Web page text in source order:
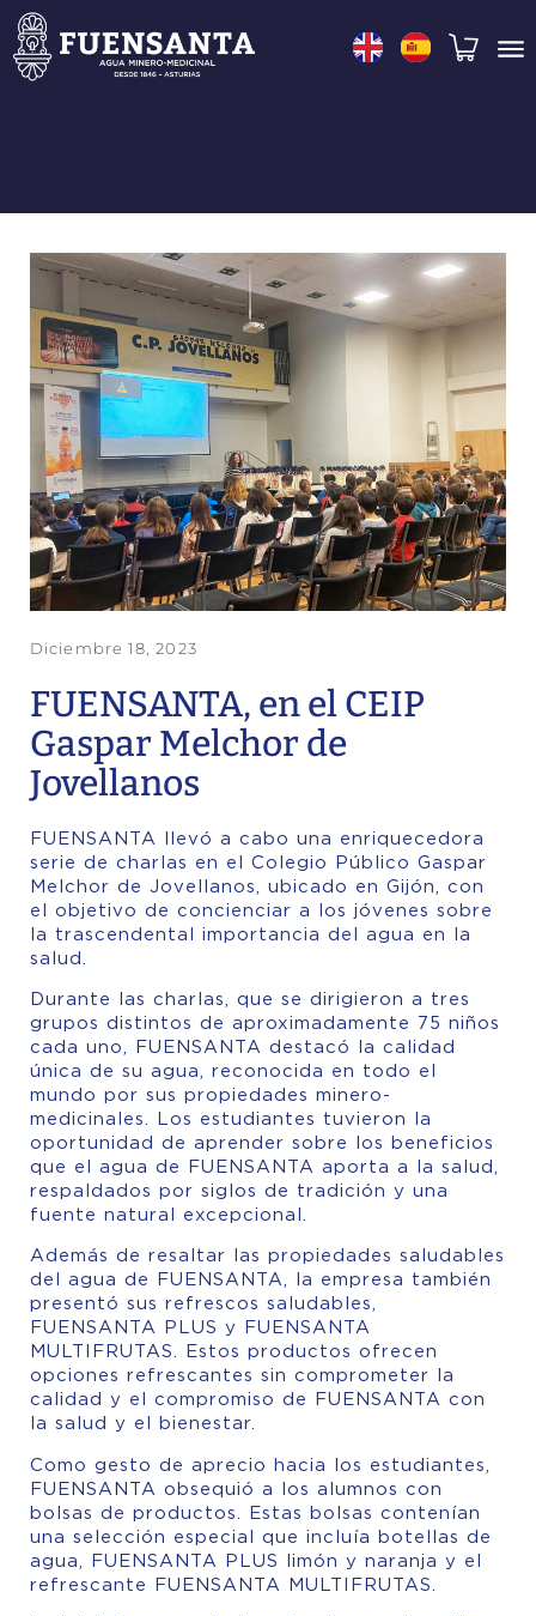
Diciembre 18, 2023
FUENSANTA, en el CEIP
Gaspar Melchor de
Jovellanos
FUENSANTA llevó a cabo una enriquecedora
serie de charlas en el Colegio Público Gaspar
Melchor de Jovellanos, ubicado en Gijón, con
el objetivo de concienciar a los jóvenes sobre
la trascendental importancia del agua en la
salud.
Durante las charlas, que se dirigieron a tres
grupos distintos de aproximadamente 75 niños
cada uno, FUENSANTA destacó la calidad
única de su agua, reconocida en todo el
mundo por sus propiedades minero-
medicinales. Los estudiantes tuvieron la
oportunidad de aprender sobre los beneficios
que el agua de FUENSANTA aporta a la salud,
respaldados por siglos de tradición y una
fuente natural excepcional.
Además de resaltar las propiedades saludables
del agua de FUENSANTA, la empresa también
presentó sus refrescos saludables,
FUENSANTA PLUS y FUENSANTA
MULTIFRUTAS. Estos productos ofrecen
opciones refrescantes sin comprometer la
calidad y el compromiso de FUENSANTA con
la salud y el bienestar.
Como gesto de aprecio hacia los estudiantes,
FUENSANTA obsequió a los alumnos con
bolsas de productos. Estas bolsas contenían
una selección especial que incluía botellas de
agua, FUENSANTA PLUS limón y naranja y el
refrescante FUENSANTA MULTIFRUTAS.